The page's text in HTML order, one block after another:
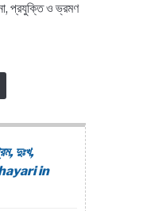
প্রযুক্তি ও ভ্রমণ
দুঃখ,
in